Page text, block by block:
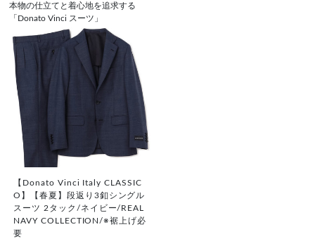
本物の仕立てと着心地を追求する
「Donato Vinci スーツ」
【Donato Vinci Italy CLASSIC
O】【春夏】段返り3釦シングル
スーツ 2タック/ネイビー/REAL
NAVY COLLECTION/※裾上げ必
要